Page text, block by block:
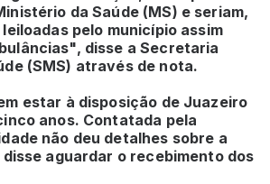
da Saúde (MS) e seriam,
pelo município assim
disse a Secretaria
(SMS) através de nota.
estar à disposição de Juazeiro
anos. Contatada pela
não deu detalhes sobre a
aguardar o recebimento dos